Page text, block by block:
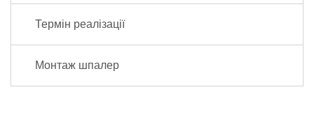
Термін реалізації
Монтаж шпалер